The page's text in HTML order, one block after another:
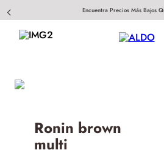
Encuentra Precios Más Bajos
Ronin brown
multi